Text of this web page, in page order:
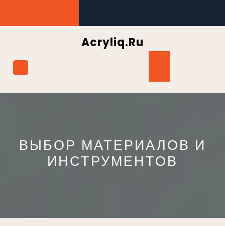
содержимому
Acryliq.ru
ВЫБОР МАТЕРИАЛОВ И
ИНСТРУМЕНТОВ